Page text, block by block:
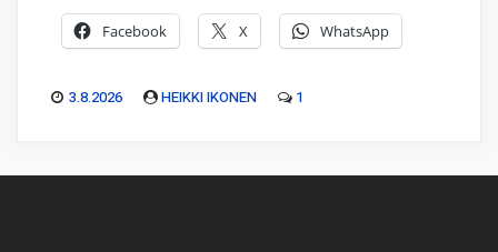
Facebook X WhatsApp
3.8.2026 HEIKKI IKONEN 1